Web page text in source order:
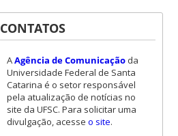
CONTATOS
AAgência de Comunicaçãoda
Universidade Federal de Santa
Catarina é o setor responsável
pela atualização de notícias no
site da UFSC. Para solicitar uma
divulgação, acesse o site.